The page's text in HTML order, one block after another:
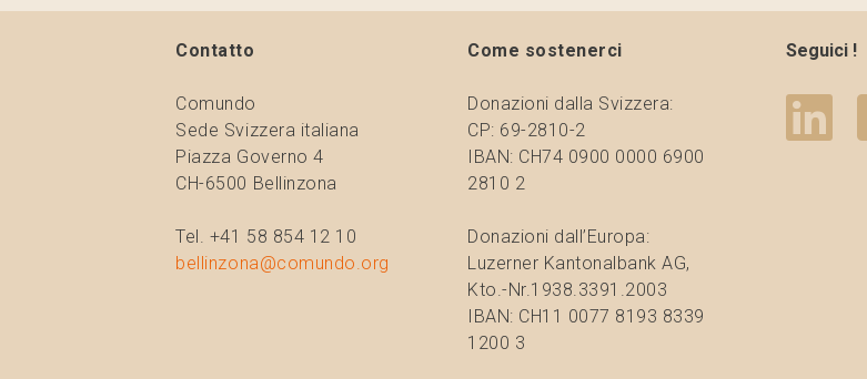
Contatto
Comundo
Sede Svizzera italiana
Piazza Governo 4
CH-6500 Bellinzona
Tel. +41 58 854 12 10
bellinzona@comundo.org
Come sostenerci
Donazioni dalla Svizzera:
CP: 69-2810-2
IBAN: CH74 0900 0000 6900
2810 2
Donazioni dall’Europa:
Luzerner Kantonalbank AG,
Kto.-Nr.1938.3391.2003
IBAN: CH11 0077 8193 8339
1200 3
Seguici !